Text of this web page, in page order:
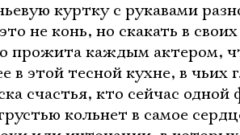
куртку с рукавами
не конь, но скакать в
прожита каждым актером,
в этой тесной кухне, в чьих
счастья, кто сейчас одной
кольнет в самое
Ознакомиться